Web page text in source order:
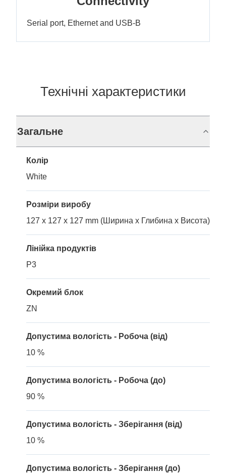
Serial port, Ethernet and USB-B
Технічні характеристики
Загальне
Колір
White
Розміри виробу
127 x 127 x 127 mm (Ширина x Глибина x Висота)
Лінійка продуктів
P3
Окремий блок
ZN
Допустима вологість - Робоча (від)
10 %
Допустима вологість - Робоча (до)
90 %
Допустима вологість - Зберігання (від)
10 %
Допустима вологість - Зберігання (до)